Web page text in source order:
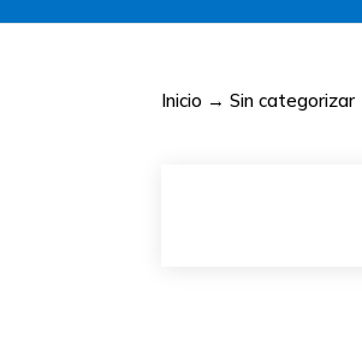
Inicio →Sin categorizar